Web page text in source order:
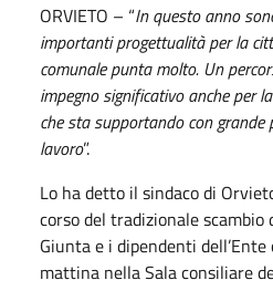
ORVIETO – “In questo anno
importanti progettualità per la
comunale punta molto. Un
impegno significativo anche per
che sta supportando con
lavoro”.
Lo ha detto il sindaco di
corso del tradizionale
Giunta e i dipendenti
mattina nella Sala consiliare